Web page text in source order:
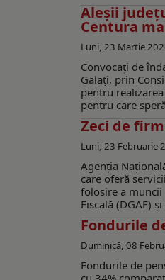
Aleșii
Centura
Luni, 23 Martie
Convocați de
Galați, prin
pentru
pentru care
Zeci de
Luni, 23 Februarie
Agenția
care oferă
folosire a muncii
Fiscală (DGAF)
Fondurile
Duminică, 08
Fondurile de